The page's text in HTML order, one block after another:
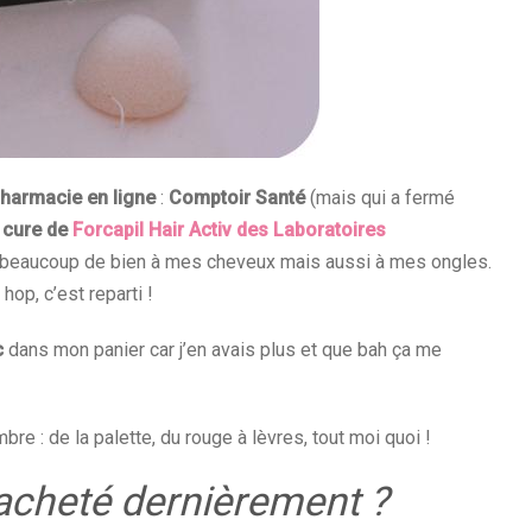
en ligne: Comptoir Santé(mais qui a fermé
cure de Forcapil Hair Activ des Laboratoires
de bien à mes cheveux mais aussi à mes ongles.
c’est reparti !
dans mon panier car j’en avais plus et que bah ça me
: de la palette, du rouge à lèvres, tout moi quoi !
dernièrement ?